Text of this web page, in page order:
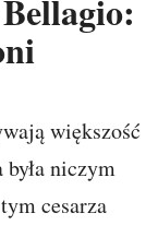
większość
niczym
cesarza